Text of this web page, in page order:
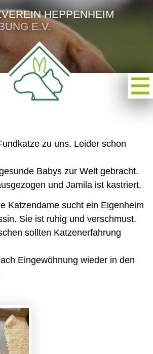
HEPPENHEIM
E.V.
zu uns. Leider schon
Babys zur Welt gebracht.
und Jamila ist kastriert.
Katzendame sucht ein Eigenheim
Sie ist ruhig und verschmust.
sollten Katzenerfahrung
Eingewöhnung wieder in den